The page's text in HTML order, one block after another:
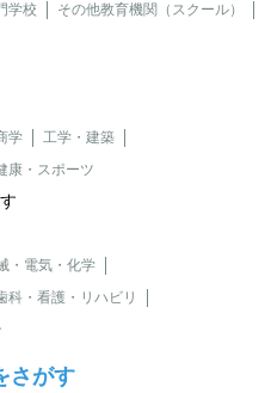
学校
その他教育機関（スクール）
学
工学・建築
康・スポーツ
・電気・化学
科・看護・リハビリ
さがす